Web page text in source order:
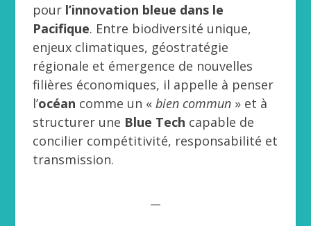
pour l’innovation bleue dans le
Pacifique. Entre biodiversité unique,
enjeux climatiques, géostratégie
régionale et émergence de nouvelles
filières économiques, il appelle à penser
l’océan comme un «bien commun » et à
structurer une Blue Tech capable de
concilier compétitivité, responsabilité et
transmission.